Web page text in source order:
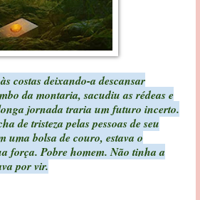
costas deixando-a descansar
da montaria, sacudiu as rédeas e
jornada traria um futuro incerto.
de tristeza pelas pessoas de seu
uma bolsa de couro, estava o
força. Pobre homem. Não tinha a
por vir.